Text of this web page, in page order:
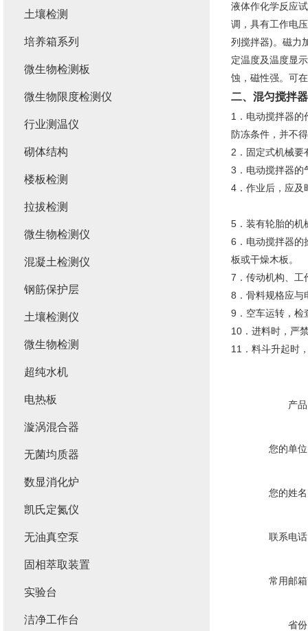
液体作化学反应
调，具有工作电
列搅拌器)。磁力
定温度及温度显
蚀，磁性强。可
二、 混匀搅拌器
1．电动搅拌器的
防冻条件，并
2．固定式机械
3．电动搅拌器
4．作业后，应
5．装有轮胎的
6．电动搅拌器的
板或干燥木板
7．传动机构、
8．骨料规格应
9．空车运转，
10．进料时，严
11．料斗升起时
产
您的单
您的姓
联系电
常用邮
省
土壤检测
培养箱系列
微生物检测板
微生物限度检测仪
行业测温仪
砌体结构
楼板检测
拉拔检测
微生物检测仪
混凝土检测仪
钢筋保护层
土壤检测仪
微生物检测
超纯水机
电热板
漩涡混合器
无菌均质器
数显消化炉
凯氏定氮仪
无油真空泵
固相萃取装置
实验台
洁净工作台